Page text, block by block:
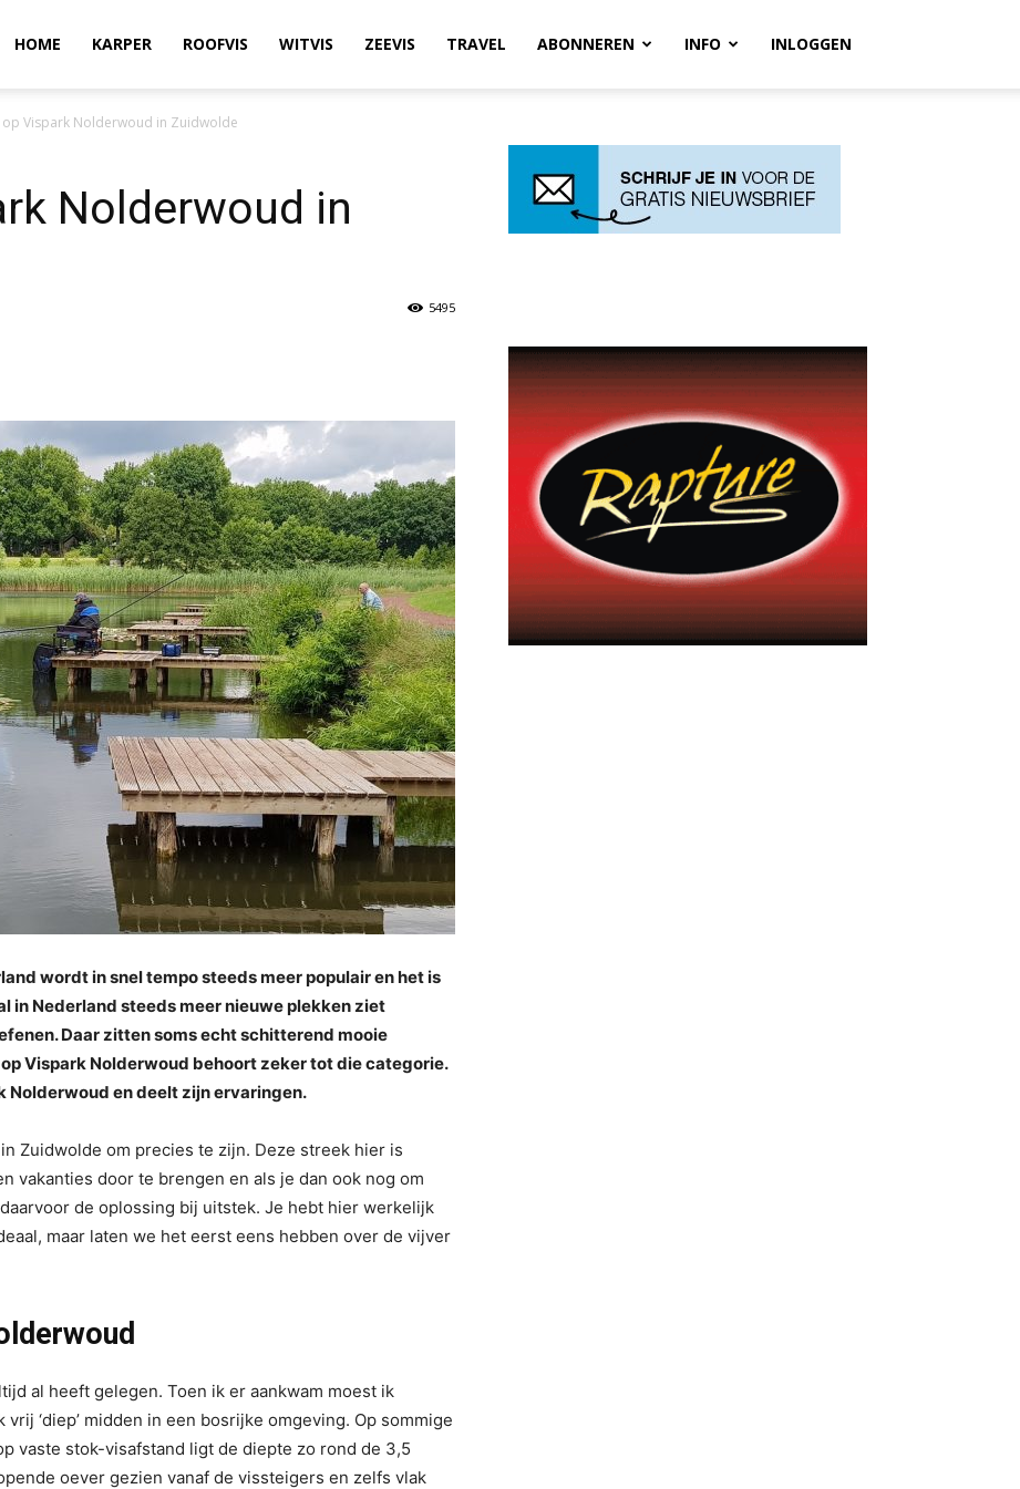
HOME KARPER ROOFVIS WITVIS ZEEVIS TRAVEL ABONNEREN INFO INLOGGEN
op Vispark Nolderwoud in Zuidwolde
Nolderwoud in
5495
wordt in snel tempo steeds meer populair en het is
in Nederland steeds meer nieuwe plekken ziet
Daar zitten soms echt schitterend mooie
Vispark Nolderwoud behoort zeker tot die categorie.
Nolderwoud en deelt zijn ervaringen.
Zuidwolde om precies te zijn. Deze streek hier is
vakanties door te brengen en als je dan ook nog om
de oplossing bij uitstek. Je hebt hier werkelijk
maar laten we het eerst eens hebben over de vijver
al heeft gelegen. Toen ik er aankwam moest ik
‘diep’ midden in een bosrijke omgeving. Op sommige
vaste stok-visafstand ligt de diepte zo rond de 3,5
oever gezien vanaf de vissteigers en zelfs vlak